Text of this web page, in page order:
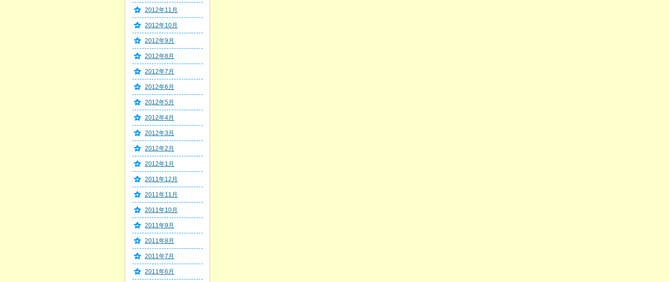
2012年11月
2012年10月
2012年9月
2012年8月
2012年7月
2012年6月
2012年5月
2012年4月
2012年3月
2012年2月
2012年1月
2011年12月
2011年11月
2011年10月
2011年9月
2011年8月
2011年7月
2011年6月